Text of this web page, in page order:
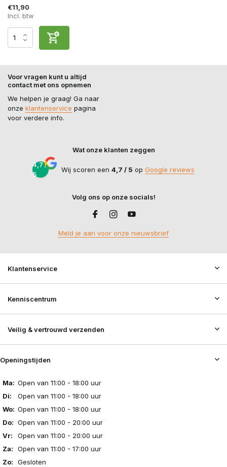
€11,90
Incl. btw
Voor vragen kunt u altijd
contact met ons opnemen
We helpen je graag! Ga naar
onze klantenservice pagina
voor verdere info.
Wat onze klanten zeggen
4,7 /
5
Wij scoren een 4,7 / 5 op Google reviews
Volg ons op onze socials!
Meld je aan voor onze nieuwsbrief
Klantenservice
Kenniscentrum
Veilig & vertrouwd verzenden
Openingstijden
Ma: Open van 11:00 - 18:00 uur
Di:
Open van 11:00 - 18:00 uur
Wo: Open van 11:00 - 18:00 uur
Do: Open van 11:00 - 20:00 uur
Vr:
Open van 11:00 - 20:00 uur
Za:
Open van 11:00 - 17:00 uur
Zo:
Gesloten